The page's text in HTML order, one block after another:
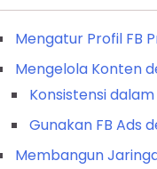
Mengatur Profil FB
Mengelola Konten
Konsistensi
Gunakan FB Ads
Membangun